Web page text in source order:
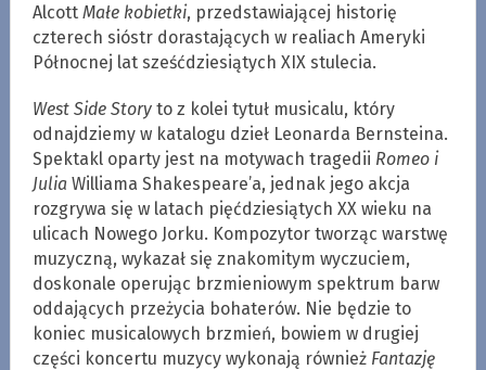
Alcott Małe kobietki, przedstawiającej historię
czterech sióstr dorastających w realiach Ameryki
Północnej lat sześćdziesiątych XIX stulecia.
West Side Storyto z kolei tytuł musicalu, który
odnajdziemy w katalogu dzieł Leonarda Bernsteina.
Spektakl oparty jest na motywach tragedii Romeo i
JuliaWilliama Shakespeare’a, jednak jego akcja
rozgrywa się w latach pięćdziesiątych XX wieku na
ulicach Nowego Jorku. Kompozytor tworząc warstwę
muzyczną, wykazał się znakomitym wyczuciem,
doskonale operując brzmieniowym spektrum barw
oddających przeżycia bohaterów. Nie będzie to
koniec musicalowych brzmień, bowiem w drugiej
części koncertu muzycy wykonają również Fantazję